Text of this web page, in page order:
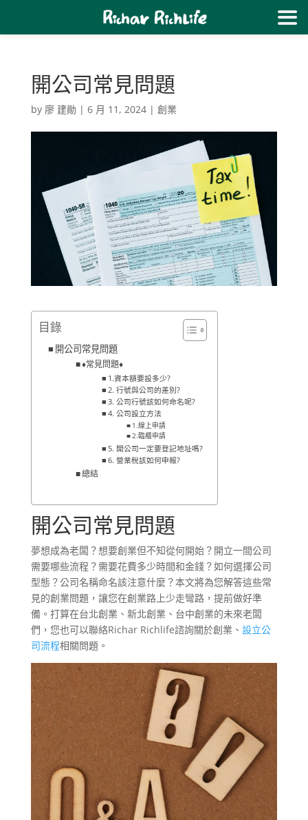
開公司常見問題
by 廖 建勛 | 6 月 11, 2024| 創業
目錄
開公司常見問題
♦常見問題♦
1.資本額要設多少?
2. 行號與公司的差別?
3. 公司行號該如何命名呢?
4. 公司設立方法
1.線上申請
2.臨櫃申請
5. 開公司一定要登記地址嗎?
6. 營業稅該如何申報?
總結
開公司常見問題
夢想成為老闆？想要創業但不知從何開始？開立一間公司
需要哪些流程？需要花費多少時間和金錢？如何選擇公司
型態？公司名稱命名該注意什麼？本文將為您解答這些常
見的創業問題，讓您在創業路上少走彎路，提前做好準
備。打算在台北創業、新北創業、台中創業的未來老闆
們，您也可以聯絡Richar Richlife諮詢關於創業、 設立公
司流程相關問題。